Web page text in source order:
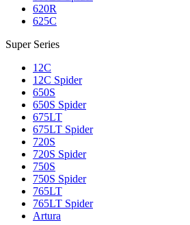
620R
625C
Super Series
12C
12C Spider
650S
650S Spider
675LT
675LT Spider
720S
720S Spider
750S
750S Spider
765LT
765LT Spider
Artura